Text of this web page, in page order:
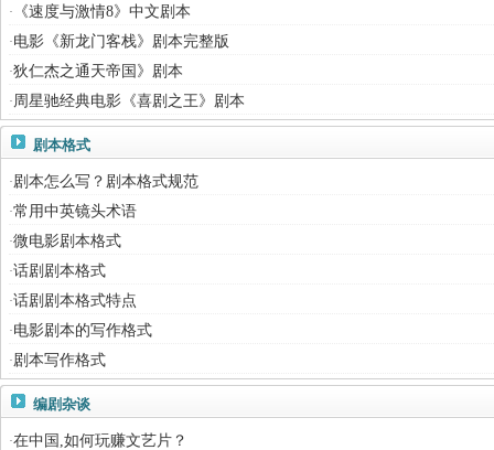
· 《速度与激情8》中文剧本
·电影《新龙门客栈》剧本完整版
·狄仁杰之通天帝国》剧本
·周星驰经典电影《喜剧之王》剧本
剧本格式
·剧本怎么写？剧本格式规范
·常用中英镜头术语
·微电影剧本格式
·话剧剧本格式
·话剧剧本格式特点
·电影剧本的写作格式
·剧本写作格式
编剧杂谈
·在中国,如何玩赚文艺片？